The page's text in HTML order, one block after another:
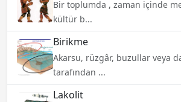
Bir toplumda , zaman içinde
kültür b...
Birikme
Akarsu, rüzgâr, buzullar veya
tarafından ...
Lakolit